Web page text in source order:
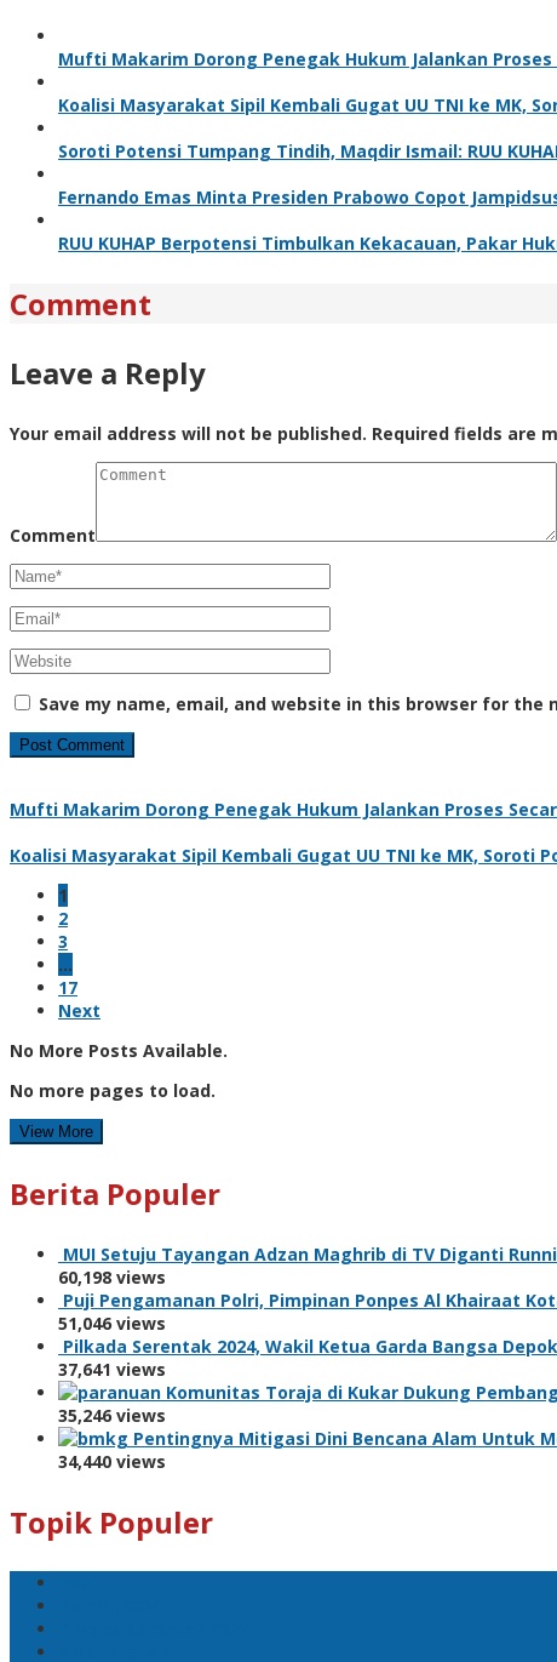
Mufti Makarim Dorong Penegak Hukum Jalankan
Koalisi Masyarakat Sipil Kembali Gugat UU TNI ke MK,
Soroti Potensi Tumpang Tindih, Maqdir Ismail: RUU
Fernando Emas Minta Presiden Prabowo Copot
RUU KUHAP Berpotensi Timbulkan Kekacauan, Pakar
Comment
Leave a Reply
Your email address will not be published. Required fields are
Comment
Save my name, email, and website in this browser for the
Mufti Makarim Dorong Penegak Hukum Jalankan Proses
Koalisi Masyarakat Sipil Kembali Gugat UU TNI ke MK, Soroti
1
2
3
…
17
Next
No More Posts Available.
No more pages to load.
View More
Berita Populer
MUI Setuju Tayangan Adzan Maghrib di TV Diganti
60,198 views
Puji Pengamanan Polri, Pimpinan Ponpes Al Khairaat
51,046 views
Pilkada Serentak 2024, Wakil Ketua Garda Bangsa
37,641 views
Komunitas Toraja di Kukar Dukung
35,246 views
Pentingnya Mitigasi Dini Bencana Alam Untuk
34,440 views
Topik Populer